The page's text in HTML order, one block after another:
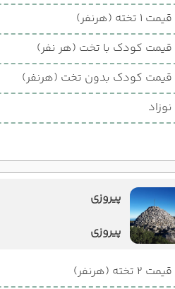
قیمت 1 تخته (هرنفر)
قیمت کودک با تخت (هر نفر)
قیمت کودک بدون تخت (هرنفر)
نوزاد
پیروزی
پیروزی
قیمت 2 تخته (هرنفر)